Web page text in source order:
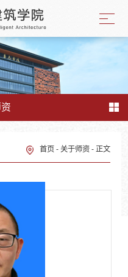
首页 -关于师资 - 正文